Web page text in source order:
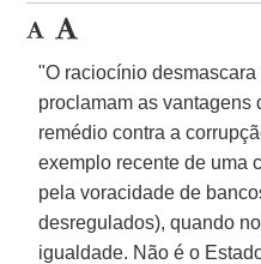
"O raciocínio
proclamam as vantagens
remédio contra a
exemplo recente de uma
pela voracidade de
desregulados), quando
igualdade. Não é o